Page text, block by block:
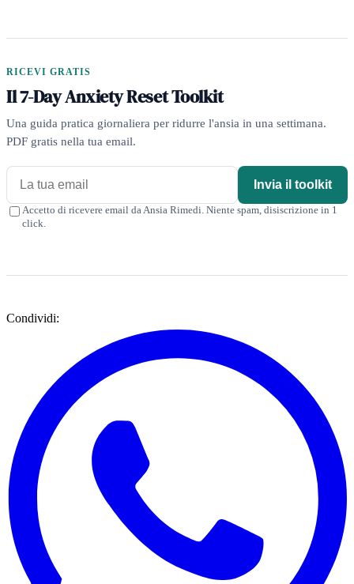
RICEVI GRATIS
Il 7-Day Anxiety Reset Toolkit
Una guida pratica giornaliera per ridurre l'ansia in una settimana.
PDF gratis nella tua email.
Invia il toolkit
Accetto di ricevere email da Ansia Rimedi. Niente spam, disiscrizione in 1
click.
Condividi: